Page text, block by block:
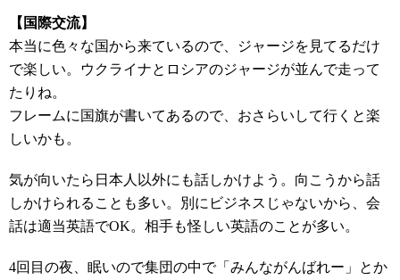
【国際交流】
本当に色々な国から来ているので、ジャージを見てるだけ
で楽しい。ウクライナとロシアのジャージが並んで走って
たりね。
フレームに国旗が書いてあるので、おさらいして行くと楽
しいかも。
気が向いたら日本人以外にも話しかけよう。向こうから話
しかけられることも多い。別にビジネスじゃないから、会
話は適当英語でOK。相手も怪しい英語のことが多い。
4回目の夜、眠いので集団の中で「みんながんばれー」とか